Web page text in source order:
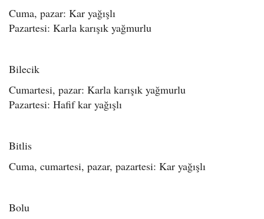
Cuma, pazar: Kar yağışlı
Pazartesi: Karla karışık yağmurlu
Bilecik
Cumartesi, pazar: Karla karışık yağmurlu
Pazartesi: Hafif kar yağışlı
Bitlis
Cuma, cumartesi, pazar, pazartesi: Kar yağışlı
Bolu